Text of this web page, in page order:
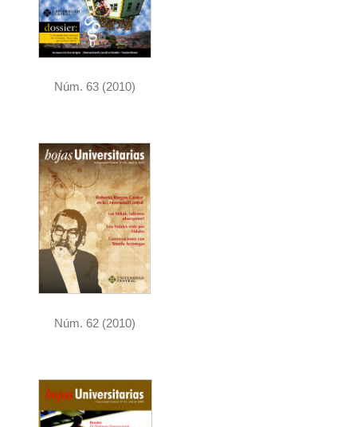
Núm. 63 (2010)
Núm. 62 (2010)